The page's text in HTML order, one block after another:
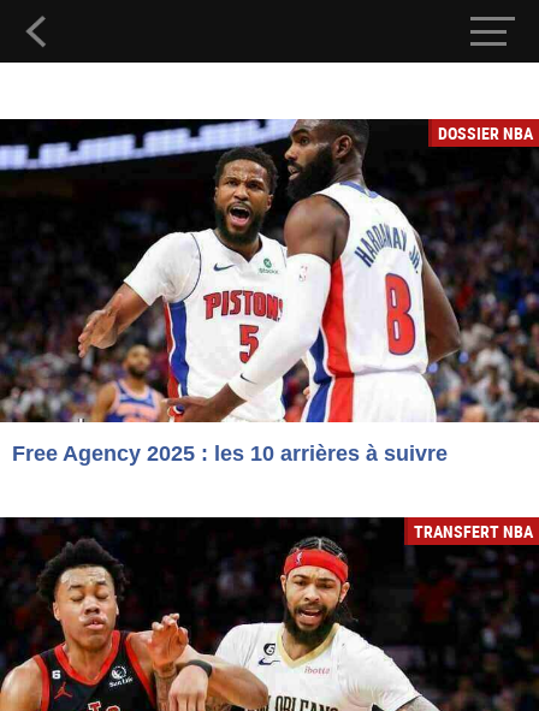
DOSSIER NBA
Free Agency 2025 : les 10 arrières à suivre
TRANSFERT NBA